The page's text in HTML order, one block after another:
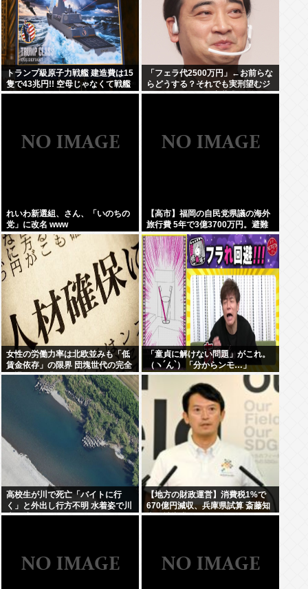
トランプ級原子力戦艦 建造費は15
隻で43兆円!! 空母じゃなくて戦艦
なんか?
「フェラ代2500万円」←お前らな
らどうする？それでも実刑望むジ
ャングルポケット斎藤求刑7年
れいわ新選組、さん、「いのちの
党」に改名 www
【高市】福岡の自民党県議の海外
旅行費 5年で3億3700万円。避難
所で使えるテント 1個2万円。
女性の労働力率は北欧並みも「低
賃金依存」の限界 団塊世代の完全
引退で、企業が迫られる”最後の選
「童貞に解けない問題」がこれ。
（ヽ´ん`）「分からンモ…」
高校生が川で死亡「バイトに行
く」と外出し行方不明 水着姿で川
底に沈んでいるのを発見
【地方の財政運営】消費税1%で
670億円減収、兵庫県試算 斎藤知
事が補塡求める